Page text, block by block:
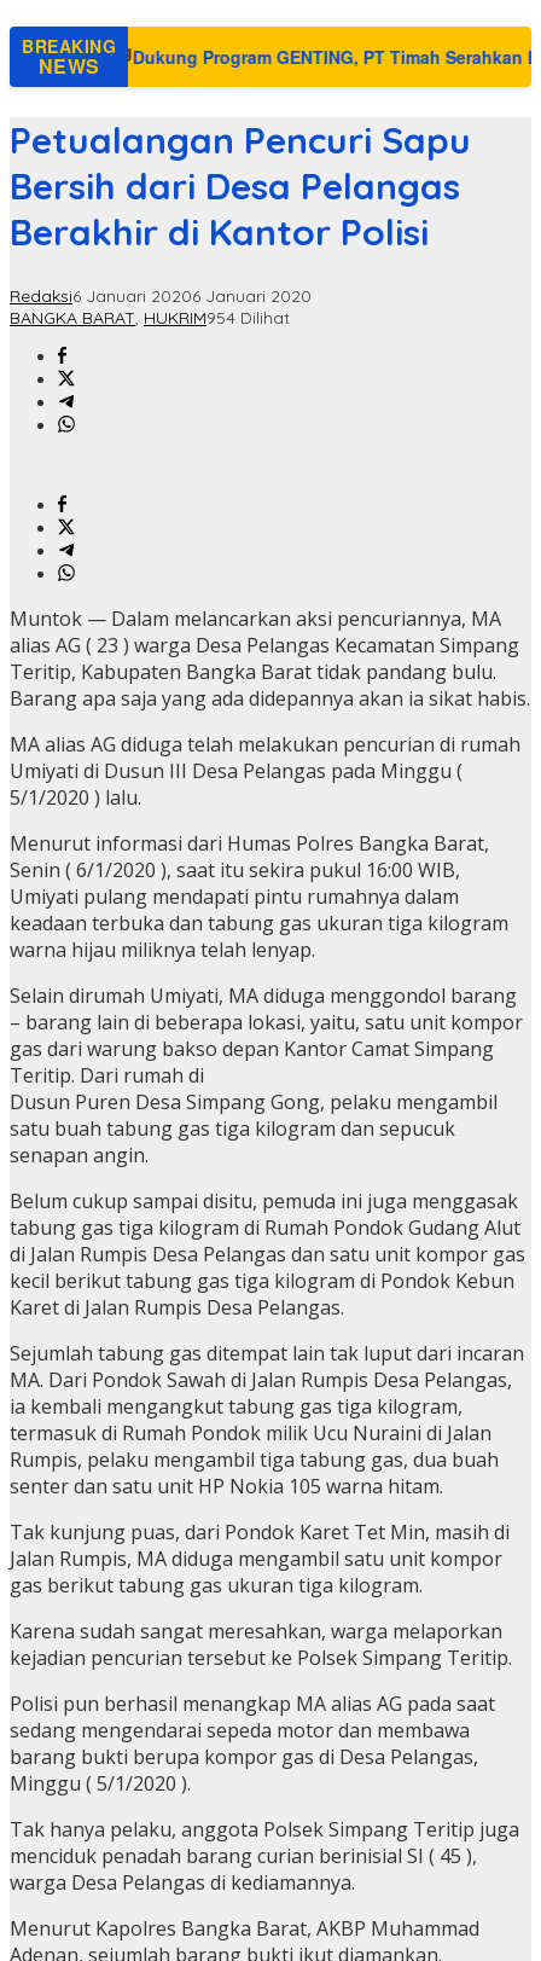
BREAKING
NEWS
GENTING, PT Timah Serahkan Bantuan Rumah Layak Huni
Petualangan Pencuri Sapu
Bersih dari Desa Pelangas
Berakhir di Kantor Polisi
Redaksi6 Januari 20206 Januari 2020
BANGKA BARAT, HUKRIM954 Dilihat
Muntok — Dalam melancarkan aksi pencuriannya, MA
alias AG ( 23 ) warga Desa Pelangas Kecamatan Simpang
Teritip, Kabupaten Bangka Barat tidak pandang bulu.
Barang apa saja yang ada didepannya akan ia sikat habis.
MA alias AG diduga telah melakukan pencurian di rumah
Umiyati di Dusun III Desa Pelangas pada Minggu (
5/1/2020 ) lalu.
Menurut informasi dari Humas Polres Bangka Barat,
Senin ( 6/1/2020 ), saat itu sekira pukul 16:00 WIB,
Umiyati pulang mendapati pintu rumahnya dalam
keadaan terbuka dan tabung gas ukuran tiga kilogram
warna hijau miliknya telah lenyap.
Selain dirumah Umiyati, MA diduga menggondol barang
– barang lain di beberapa lokasi, yaitu, satu unit kompor
gas dari warung bakso depan Kantor Camat Simpang
Teritip. Dari rumah di
Dusun Puren Desa Simpang Gong, pelaku mengambil
satu buah tabung gas tiga kilogram dan sepucuk
senapan angin.
Belum cukup sampai disitu, pemuda ini juga menggasak
tabung gas tiga kilogram di Rumah Pondok Gudang Alut
di Jalan Rumpis Desa Pelangas dan satu unit kompor gas
kecil berikut tabung gas tiga kilogram di Pondok Kebun
Karet di Jalan Rumpis Desa Pelangas.
Sejumlah tabung gas ditempat lain tak luput dari incaran
MA. Dari Pondok Sawah di Jalan Rumpis Desa Pelangas,
ia kembali mengangkut tabung gas tiga kilogram,
termasuk di Rumah Pondok milik Ucu Nuraini di Jalan
Rumpis, pelaku mengambil tiga tabung gas, dua buah
senter dan satu unit HP Nokia 105 warna hitam.
Tak kunjung puas, dari Pondok Karet Tet Min, masih di
Jalan Rumpis, MA diduga mengambil satu unit kompor
gas berikut tabung gas ukuran tiga kilogram.
Karena sudah sangat meresahkan, warga melaporkan
kejadian pencurian tersebut ke Polsek Simpang Teritip.
Polisi pun berhasil menangkap MA alias AG pada saat
sedang mengendarai sepeda motor dan membawa
barang bukti berupa kompor gas di Desa Pelangas,
Minggu ( 5/1/2020 ).
Tak hanya pelaku, anggota Polsek Simpang Teritip juga
menciduk penadah barang curian berinisial SI ( 45 ),
warga Desa Pelangas di kediamannya.
Menurut Kapolres Bangka Barat, AKBP Muhammad
Adenan, sejumlah barang bukti ikut diamankan.